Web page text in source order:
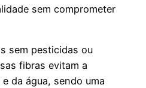
sem comprometer
sem pesticidas ou
fibras evitam a
da água, sendo uma